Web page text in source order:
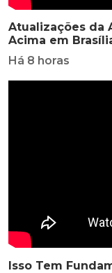
Atualizações da
Acima em
Há 8 horas
Isso Tem